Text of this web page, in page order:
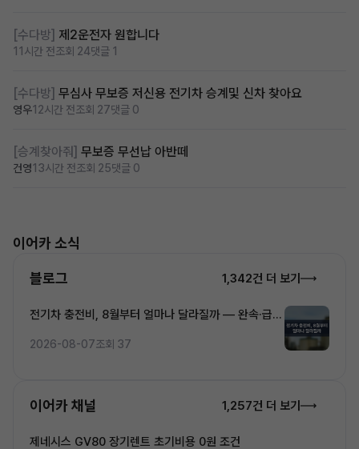
[수다방] 제2운전자 원합니다
11시간 전조회 24댓글 1
[수다방] 무심사 무보증 저신용 전기차 승계및 신차 찾아요
영우12시간 전조회 27댓글 0
[승계찾아줘] 무보증 무선납 아반떼
건영13시간 전조회 25댓글 0
이어카 소식
블로그 1,342건 더 보기
전기차 충전비, 8월부터 얼마나 달라질까 — 완속·급속
2026-08-07조회 37
이어카 채널 1,257건 더 보기
제네시스 GV80 장기렌트 초기비용 0원 조건